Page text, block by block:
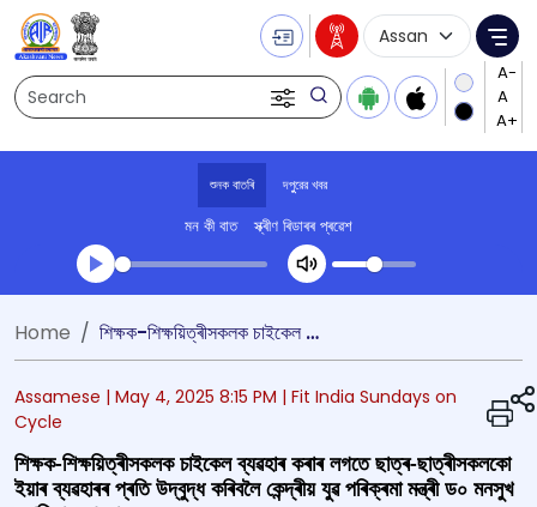
Search
Language
শুনক বাতৰি দপুুরের খবর
মন কী বাত স্ক্ৰীণ ৰিডাৰৰ প্ৰৱেশ
Transcript summary
খেলা অডিঅ' দপুুরের খবর
Home শিক্ষক-শিক্ষয়িত্ৰীসকলক চাইকেল ব্যৱহাৰ কৰাৰ লগতে ছাত্ৰ-ছাত্ৰীসকলকো ইয়াৰ ব্যৱহাৰৰ প্ৰতি উদ্বুদ্ধ কৰিবলৈ কেন্দ্ৰীয় যুৱ পৰিক্ৰমা মন্ত্ৰী ড০ মনসুখ মন্দাভিয়াৰ আহ্বান
Assamese | May 4, 2025 8:15 PM | Fit India Sundays on
Cycle
শিক্ষক-শিক্ষয়িত্ৰীসকলক চাইকেল ব্যৱহাৰ কৰাৰ লগতে ছাত্ৰ-ছাত্ৰীসকলকো
ইয়াৰ ব্যৱহাৰৰ প্ৰতি উদ্বুদ্ধ কৰিবলৈ কেন্দ্ৰীয় যুৱ পৰিক্ৰমা মন্ত্ৰী ড০ মনসুখ